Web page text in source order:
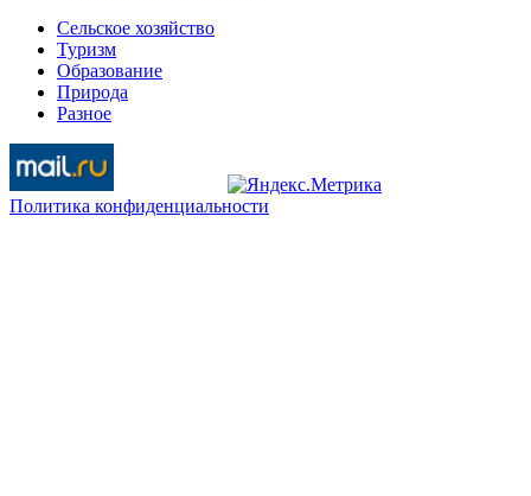
Сельское хозяйство
Туризм
Образование
Природа
Разное
Политика конфиденциальности